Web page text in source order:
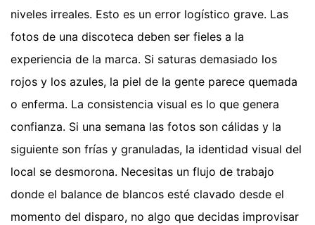
niveles irreales. Esto es un error logístico grave. Las
fotos de una discoteca deben ser fieles a la
experiencia de la marca. Si saturas demasiado los
rojos y los azules, la piel de la gente parece quemada
o enferma. La consistencia visual es lo que genera
confianza. Si una semana las fotos son cálidas y la
siguiente son frías y granuladas, la identidad visual del
local se desmorona. Necesitas un flujo de trabajo
donde el balance de blancos esté clavado desde el
momento del disparo, no algo que decidas improvisar